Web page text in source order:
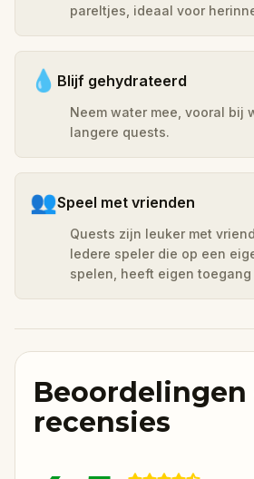
pareltjes, ideaal voor
💧 Blijf gehydrateerd
Neem water mee, vooral bij
langere quests.
👥Speel met vrienden
Quests zijn leuker met
Iedere speler die op een
spelen, heeft eigen toegang
Beoordelingen
recensies